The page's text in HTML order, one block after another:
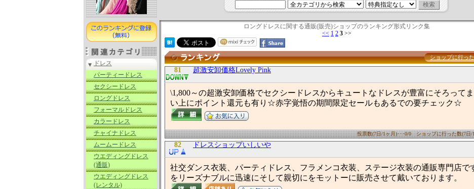
ドレス
パーティードレス
セクシードレス
ロングドレス
フォーマルドレス
カラードレス
チャイナドレス
ムームードレス
ウエディングドレス
(通販)
ウエディングドレス
(レンタル)
ロングドレスに関する通販(販売)ショップのランキング形式リンク集
<< 1 2 3 >>
ショップに行っ
81 超激安卸価格Lovely Pink
\1,800～の超激安卸価格でセクシードレスからキュートなドレスが豊富にそろって
い上にポイント還元も有り☆赤字覚悟の期間限定セールもあるでの要チェック☆
投票数(7日/1ヶ月)･･･0/0 ショップに行った数(7日/
82 ドレスショップいしいや
社交ダンス衣装、パーティドレス、フラメンコ衣装、ステージ衣装の通販専門店で
をリーズナブルに迅速にそして親切にをモットーに販売させて戴いております。